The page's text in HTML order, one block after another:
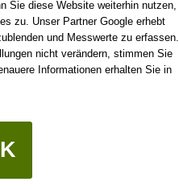
in
Sie diese Website weiterhin nutzen,
zu. Unser Partner Google erhebt
und Messwerte zu erfassen.
nicht verändern, stimmen Sie
Informationen erhalten Sie in